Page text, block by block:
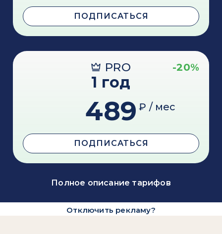
ПОДПИСАТЬСЯ
PRO -20%
1 год
489 ₽ / мес
ПОДПИСАТЬСЯ
Полное описание тарифов
Отключить рекламу?